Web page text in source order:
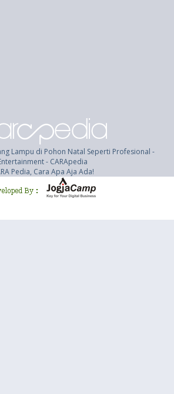
Lampu di Pohon Natal Seperti Profesional -
- CARApedia
Pedia, Cara Apa Aja Ada!